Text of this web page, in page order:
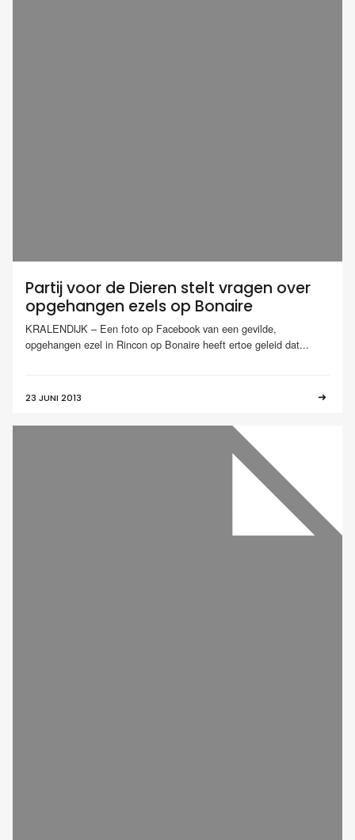
Partij voor de Dieren stelt vragen over
opgehangen ezels op Bonaire
KRALENDIJK – Een foto op Facebook van een gevilde,
opgehangen ezel in Rincon op Bonaire heeft ertoe geleid dat...
23 JUNI 2013